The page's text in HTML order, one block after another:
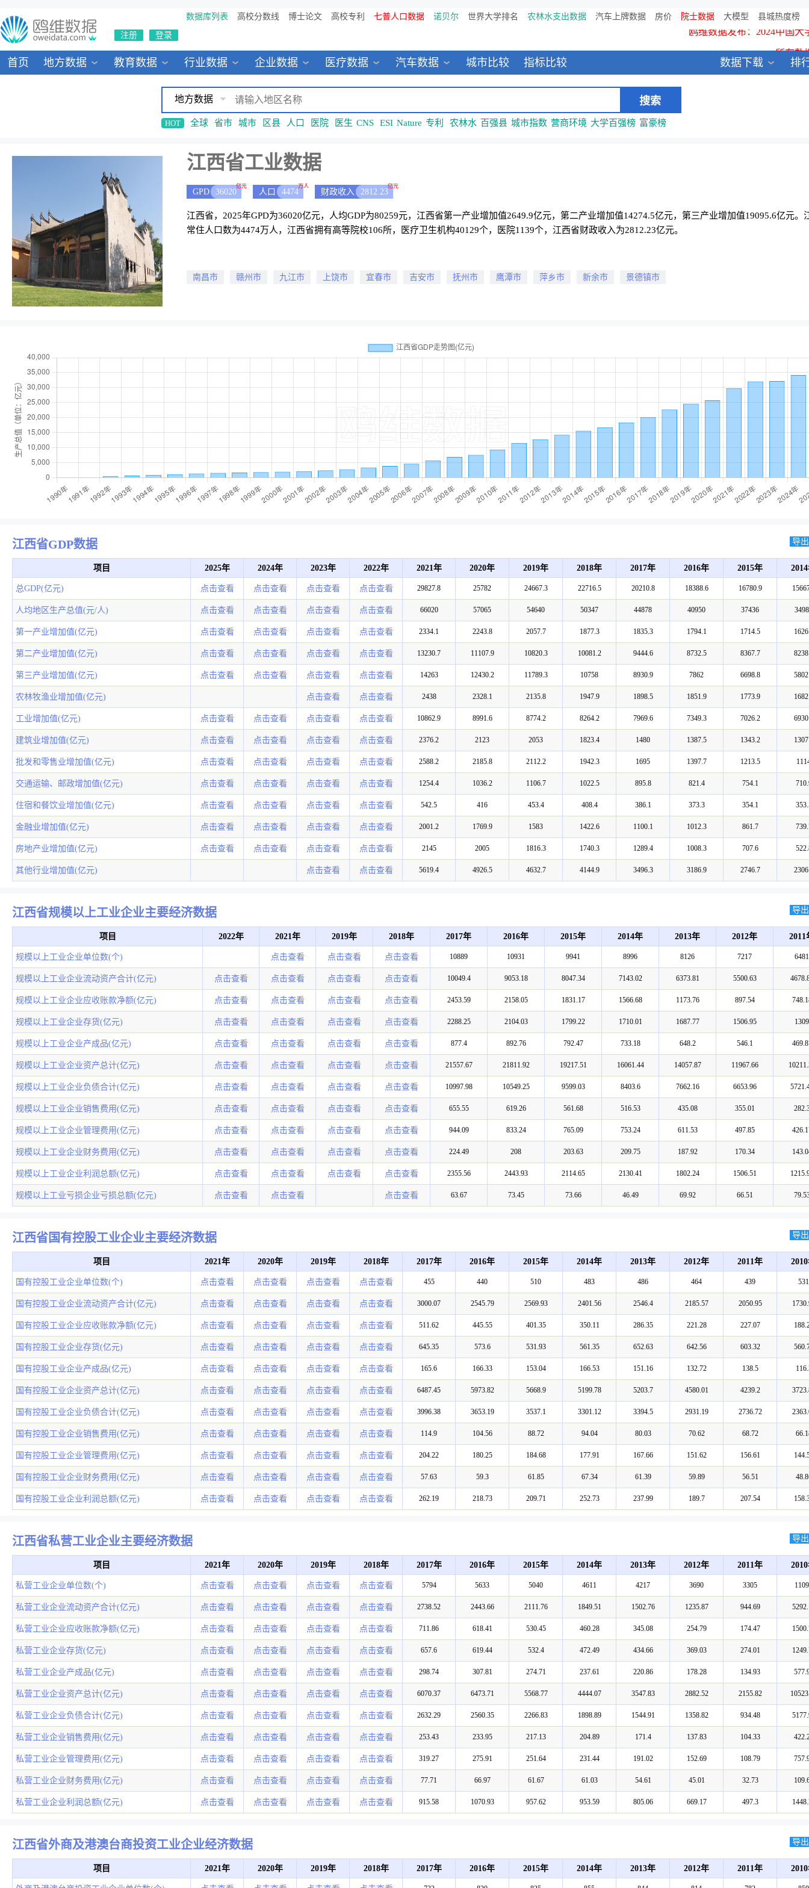
数据库列表 高校分数线 博士论文 高校专利 七普人口数据 诺贝尔 世界大学排名 农林水支出数据 汽车上牌数据 房价 院士数据 大模型 县城热度榜
注册 登录
鸥维数据发布：2024中国大
所有数
全新医院库 包含11万多医疗
首页 地方数据 教育数据 行业数据 企业数据 医疗数据 汽车数据 城市比较 指标比较 排
数据下载
地方数据
HOT 全球 省市 城市 区县 人口 医院 医生 CNS ESI Nature 专利 农林水 百强县 城市指数 营商环境 大学百强榜 富豪榜
江西省工业数据
GPD 36020
亿元
人口 4474
万人
财政收入 2812.23
亿元
江西省，2025年GPD为36020亿元，人均GDP为80259元，江西省第一产业增加值2649.9亿元，第二产业增加值14274.5亿元，第三产业增加值19095.6亿元。
常住人口数为4474万人，江西省拥有高等院校106所，医疗卫生机构40129个，医院1139个，江西省财政收入为2812.23亿元。
南昌市 赣州市 九江市 上饶市 宜春市 吉安市 抚州市 鹰潭市 萍乡市 新余市 景德镇市
江西省GDP数据 导
项目 2025年 2024年 2023年 2022年 2021年 2020年 2019年 2018年 2017年 2016年 2015年
总GDP(亿元) 点击查看 点击查看 点击查看 点击查看 29827.8 25782 24667.3 22716.5 20210.8 18388.6 16780.9
人均地区生产总值(元/人) 点击查看 点击查看 点击查看 点击查看 66020 57065 54640 50347 44878 40950 37436
第一产业增加值(亿元) 点击查看 点击查看 点击查看 点击查看 2334.1 2243.8 2057.7 1877.3 1835.3 1794.1 1714.5
第二产业增加值(亿元) 点击查看 点击查看 点击查看 点击查看 13230.7 11107.9 10820.3 10081.2 9444.6 8732.5 8367.7
第三产业增加值(亿元) 点击查看 点击查看 点击查看 点击查看 14263 12430.2 11789.3 10758 8930.9 7862 6698.8
农林牧渔业增加值(亿元) 点击查看 点击查看 2438 2328.1 2135.8 1947.9 1898.5 1851.9 1773.9
工业增加值(亿元) 点击查看 点击查看 点击查看 点击查看 10862.9 8991.6 8774.2 8264.2 7969.6 7349.3 7026.2
建筑业增加值(亿元) 点击查看 点击查看 点击查看 点击查看 2376.2 2123 2053 1823.4 1480 1387.5 1343.2
批发和零售业增加值(亿元) 点击查看 点击查看 点击查看 点击查看 2588.2 2185.8 2112.2 1942.3 1695 1397.7 1213.5
交通运输、邮政增加值(亿元) 点击查看 点击查看 点击查看 点击查看 1254.4 1036.2 1106.7 1022.5 895.8 821.4 754.1
住宿和餐饮业增加值(亿元) 点击查看 点击查看 点击查看 点击查看 542.5 416 453.4 408.4 386.1 373.3 354.1
金融业增加值(亿元) 点击查看 点击查看 点击查看 点击查看 2001.2 1769.9 1583 1422.6 1100.1 1012.3 861.7
房地产业增加值(亿元) 点击查看 点击查看 点击查看 点击查看 2145 2005 1816.3 1740.3 1289.4 1008.3 707.6
其他行业增加值(亿元) 点击查看 点击查看 5619.4 4926.5 4632.7 4144.9 3496.3 3186.9 2746.7
江西省规模以上工业企业主要经济数据 导
项目 2022年 2021年 2019年 2018年 2017年 2016年 2015年 2014年 2013年 2012年 2011
规模以上工业企业单位数(个) 点击查看 点击查看 点击查看 10889 10931 9941 8996 8126 7217 6481
规模以上工业企业流动资产合计(亿元) 点击查看 点击查看 点击查看 点击查看 10049.4 9053.18 8047.34 7143.02 6373.81 5500.63
规模以上工业企业应收账款净额(亿元) 点击查看 点击查看 点击查看 点击查看 2453.59 2158.05 1831.17 1566.68 1173.76 897.54
规模以上工业企业存货(亿元) 点击查看 点击查看 点击查看 点击查看 2288.25 2104.03 1799.22 1710.01 1687.77 1506.95 1309
规模以上工业企业产成品(亿元) 点击查看 点击查看 点击查看 点击查看 877.4 892.76 792.47 733.18 648.2 546.1
规模以上工业企业资产总计(亿元) 点击查看 点击查看 点击查看 点击查看 21557.67 21811.92 19217.51 16061.44 14057.87 11967.66
规模以上工业企业负债合计(亿元) 点击查看 点击查看 点击查看 点击查看 10997.98 10549.25 9599.03 8403.6 7662.16 6653.96
规模以上工业企业销售费用(亿元) 点击查看 点击查看 点击查看 点击查看 655.55 619.26 561.68 516.53 435.08 355.01
规模以上工业企业管理费用(亿元) 点击查看 点击查看 点击查看 点击查看 944.09 833.24 765.09 753.24 611.53 497.85
规模以上工业企业财务费用(亿元) 点击查看 点击查看 点击查看 点击查看 224.49 208 203.63 209.75 187.92 170.34
规模以上工业企业利润总额(亿元) 点击查看 点击查看 点击查看 点击查看 2355.56 2443.93 2114.65 2130.41 1802.24 1506.51
规模以上工业亏损企业亏损总额(亿元) 点击查看 点击查看 点击查看 63.67 73.45 73.66 46.49 69.92 66.51
江西省国有控股工业企业主要经济数据 导
项目 2021年 2020年 2019年 2018年 2017年 2016年 2015年 2014年 2013年 2012年 2011年
国有控股工业企业单位数(个) 点击查看 点击查看 点击查看 点击查看 455 440 510 483 486 464 439 531
国有控股工业企业流动资产合计(亿元) 点击查看 点击查看 点击查看 点击查看 3000.07 2545.79 2569.93 2401.56 2546.4 2185.57 2050.95
国有控股工业企业应收账款净额(亿元) 点击查看 点击查看 点击查看 点击查看 511.62 445.55 401.35 350.11 286.35 221.28 227.07
国有控股工业企业存货(亿元) 点击查看 点击查看 点击查看 点击查看 645.35 573.6 531.93 561.35 652.63 642.56 603.32
国有控股工业企业产成品(亿元) 点击查看 点击查看 点击查看 点击查看 165.6 166.33 153.04 166.53 151.16 132.72 138.5
国有控股工业企业资产总计(亿元) 点击查看 点击查看 点击查看 点击查看 6487.45 5973.82 5668.9 5199.78 5203.7 4580.01 4239.2
国有控股工业企业负债合计(亿元) 点击查看 点击查看 点击查看 点击查看 3996.38 3653.19 3537.1 3301.12 3394.5 2931.19 2736.72
国有控股工业企业销售费用(亿元) 点击查看 点击查看 点击查看 点击查看 114.9 104.56 88.72 94.04 80.03 70.62 68.72
国有控股工业企业管理费用(亿元) 点击查看 点击查看 点击查看 点击查看 204.22 180.25 184.68 177.91 167.66 151.62 156.61
国有控股工业企业财务费用(亿元) 点击查看 点击查看 点击查看 点击查看 57.63 59.3 61.85 67.34 61.39 59.89 56.51
国有控股工业企业利润总额(亿元) 点击查看 点击查看 点击查看 点击查看 262.19 218.73 209.71 252.73 237.99 189.7 207.54
江西省私营工业企业主要经济数据 导
项目 2021年 2020年 2019年 2018年 2017年 2016年 2015年 2014年 2013年 2012年 2011年
私营工业企业单位数(个) 点击查看 点击查看 点击查看 点击查看 5794 5633 5040 4611 4217 3690 3305
私营工业企业流动资产合计(亿元) 点击查看 点击查看 点击查看 点击查看 2738.52 2443.66 2111.76 1849.51 1502.76 1235.87 944.69
私营工业企业应收账款净额(亿元) 点击查看 点击查看 点击查看 点击查看 711.86 618.41 530.45 460.28 345.08 254.79 174.47
私营工业企业存货(亿元) 点击查看 点击查看 点击查看 点击查看 657.6 619.44 532.4 472.49 434.66 369.03 274.01
私营工业企业产成品(亿元) 点击查看 点击查看 点击查看 点击查看 298.74 307.81 274.71 237.61 220.86 178.28 134.93
私营工业企业资产总计(亿元) 点击查看 点击查看 点击查看 点击查看 6070.37 6473.71 5568.77 4444.07 3547.83 2882.52 2155.82
私营工业企业负债合计(亿元) 点击查看 点击查看 点击查看 点击查看 2632.29 2560.35 2266.83 1898.89 1544.91 1358.82 934.48
私营工业企业销售费用(亿元) 点击查看 点击查看 点击查看 点击查看 253.43 233.95 217.13 204.89 171.4 137.83 104.33
私营工业企业管理费用(亿元) 点击查看 点击查看 点击查看 点击查看 319.27 275.91 251.64 231.44 191.02 152.69 108.79
私营工业企业财务费用(亿元) 点击查看 点击查看 点击查看 点击查看 77.71 66.97 61.67 61.03 54.61 45.01 32.73
私营工业企业利润总额(亿元) 点击查看 点击查看 点击查看 点击查看 915.58 1070.93 957.62 953.59 805.06 669.17 497.3
江西省外商及港澳台商投资工业企业经济数据 导
项目 2021年 2020年 2019年 2018年 2017年 2016年 2015年 2014年 2013年 2012年 2011年